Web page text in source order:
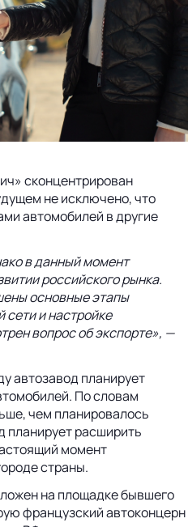
сконцентрирован
не исключено, что
автомобилей в другие
в данный момент
российского рынка.
основные этапы
и настройке
вопрос об экспорте», —
автозавод планирует
По словам
чем планировалось
планирует расширить
момент
страны.
на площадке бывшего
французский автоконцерн